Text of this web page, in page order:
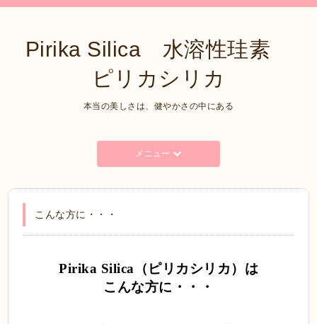
Pirika Silica 水溶性珪素
ピリカシリカ
本当の美しさは、健やかさの中にある
メニュー
こんな方に・・・
Pirika Silica （ピリカシリカ）は
こんな方に・・・